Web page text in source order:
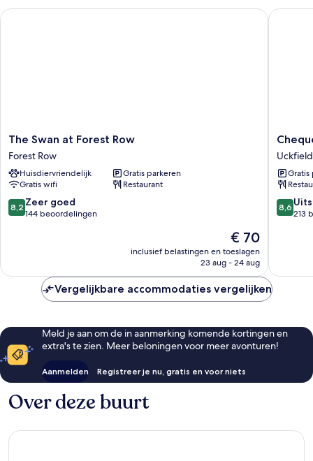
The
Swan
at
Forest
Row
Forest
Row
The Swan at Forest Row
Forest Row
Huisdiervriendelijk
Gratis parkeren
Gratis wifi
Restaurant
8.2
van
beoordelingen
8,2 Zeer goed
144 beoordelingen
De
prijs
is
€ 70
inclusief belastingen en toeslagen
23 aug - 24 aug
The Swan at Forest Row
Inn
by
Greene
King
Inns
Uckfield
Uckfield
Gratis
8.6
van
8,6
213
Vergelijkbare accommodaties vergelijken
Meld je aan om de in aanmerking komende kortingen en
extra's te zien. Meer beloningen voor meer avonturen!
Aanmelden Registreer je nu, gratis en voor niets
Over deze buurt